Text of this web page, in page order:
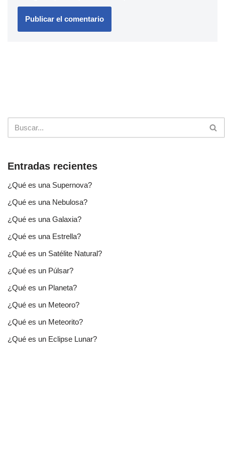
Entradas recientes
¿Qué es una Supernova?
¿Qué es una Nebulosa?
¿Qué es una Galaxia?
¿Qué es una Estrella?
¿Qué es un Satélite Natural?
¿Qué es un Púlsar?
¿Qué es un Planeta?
¿Qué es un Meteoro?
¿Qué es un Meteorito?
¿Qué es un Eclipse Lunar?